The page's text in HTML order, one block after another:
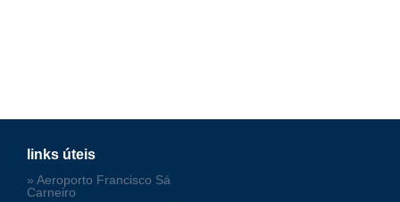
links úteis
» Aeroporto Francisco Sá
Carneiro